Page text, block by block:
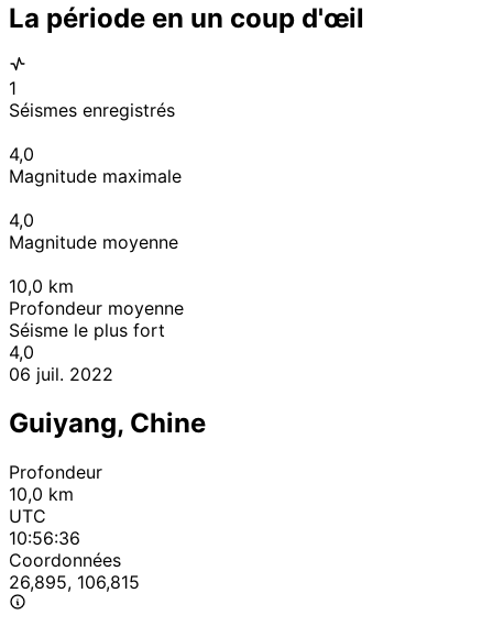
La période en un coup d'œil
1
Séismes enregistrés
4,0
Magnitude maximale
4,0
Magnitude moyenne
10,0 km
Profondeur moyenne
Séisme le plus fort
4,0
06 juil. 2022
Guiyang, Chine
Profondeur
10,0 km
UTC
10:56:36
Coordonnées
26,895, 106,815